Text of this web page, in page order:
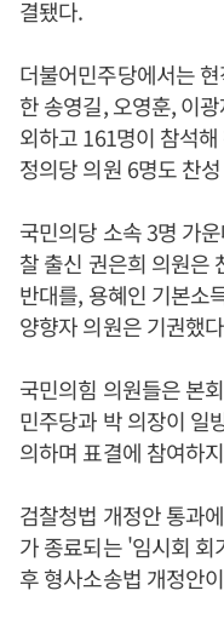
결됐다.
더불어민주당에서는
한 송영길, 오영훈, 이
외하고 161명이 참석
정의당 의원 6명도 찬
국민의당 소속 3명 가
찰 출신 권은희 의원은
반대를, 용혜인 기본소
양향자 의원은 기권했
국민의힘 의원들은 본
민주당과 박 의장이 일
의하며 표결에 참여하
검찰청법 개정안 통과
가 종료되는 '임시회
후 형사소송법 개정안